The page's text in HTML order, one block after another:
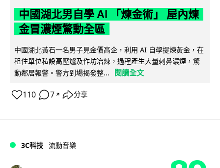
中國湖北男自學 AI 「煉金術」 屋內煉
金冒濃煙驚動全區
中國湖北黃石一名男子見金價高企，利用 AI 自學提煉黃金，在
租住單位私設高壓爐及作坊冶煉，過程產生大量刺鼻濃煙，驚
動鄰居報警。警方到場揭發整...
閱讀全文
110 7 ↗ 分享
3C科技 流動音樂